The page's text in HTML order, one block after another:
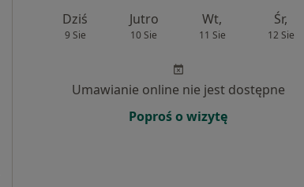
Dziś
9 Sie
Jutro
10 Sie
Wt,
11 Sie
Śr,
12 Sie
Umawianie online nie jest dostępne
Poproś o wizytę